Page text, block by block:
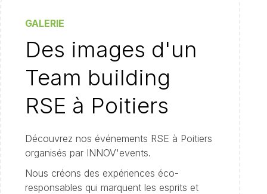
GALERIE
Des images d'un
Team building
RSE à Poitiers
Découvrez nos événements RSE à Poitiers
organisés par INNOV'events.
Nous créons des expériences éco-
responsables qui marquent les esprits et